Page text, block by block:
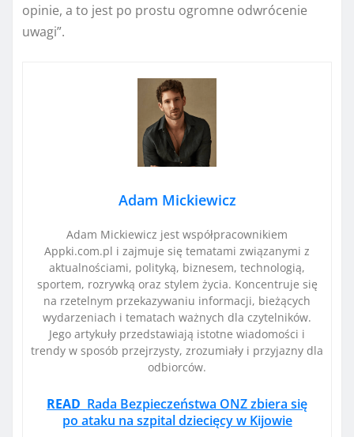
opinie, a to jest po prostu ogromne odwrócenie
uwagi”.
Adam Mickiewicz
Adam Mickiewicz jest współpracownikiem
Appki.com.pl i zajmuje się tematami związanymi z
aktualnościami, polityką, biznesem, technologią,
sportem, rozrywką oraz stylem życia. Koncentruje się
na rzetelnym przekazywaniu informacji, bieżących
wydarzeniach i tematach ważnych dla czytelników.
Jego artykuły przedstawiają istotne wiadomości i
trendy w sposób przejrzysty, zrozumiały i przyjazny dla
odbiorców.
READ Rada Bezpieczeństwa ONZ zbiera się
po ataku na szpital dziecięcy w Kijowie